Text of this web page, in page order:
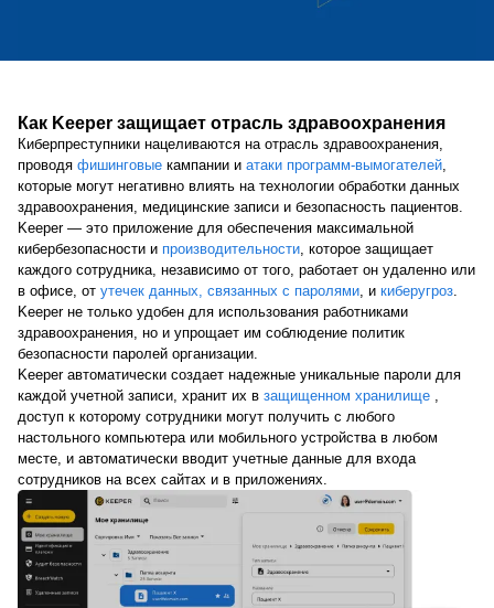
Как Keeper защищает отрасль здравоохранения
Киберпреступники нацеливаются на отрасль здравоохранения,
проводя фишинговые кампании и атаки программ-вымогателей,
которые могут негативно влиять на технологии обработки данных
здравоохранения, медицинские записи и безопасность пациентов.
Keeper — это приложение для обеспечения максимальной
кибербезопасности и производительности, которое защищает
каждого сотрудника, независимо от того, работает он удаленно или
в офисе, от утечек данных, связанных с паролями, и киберугроз.
Keeper не только удобен для использования работниками
здравоохранения, но и упрощает им соблюдение политик
безопасности паролей организации.
Keeper автоматически создает надежные уникальные пароли для
каждой учетной записи, хранит их в защищенном хранилище ,
доступ к которому сотрудники могут получить с любого
настольного компьютера или мобильного устройства в любом
месте, и автоматически вводит учетные данные для входа
сотрудников на всех сайтах и в приложениях.